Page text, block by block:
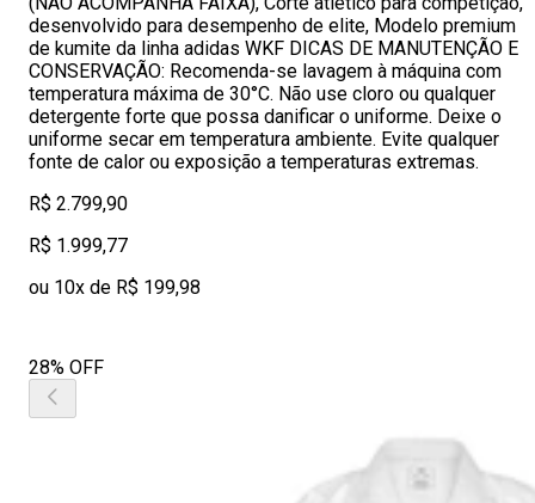
desenvolvido para desempenho de elite, Modelo premium
de kumite da linha adidas WKF DICAS DE MANUTENÇÃO E
CONSERVAÇÃO: Recomenda-se lavagem à máquina com
temperatura máxima de 30°C. Não use cloro ou qualquer
detergente forte que possa danificar o uniforme. Deixe o
uniforme secar em temperatura ambiente. Evite qualquer
fonte de calor ou exposição a temperaturas extremas.
R$ 2.799,90
R$ 1.999,77
ou 10x de R$ 199,98
28% OFF